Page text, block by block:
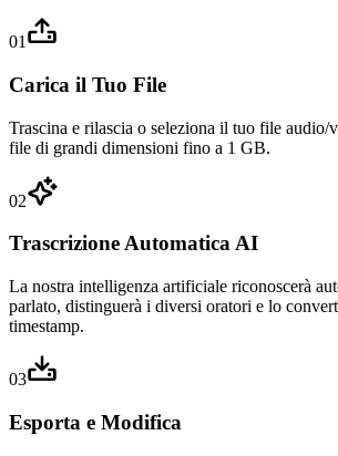
01
Carica il Tuo File
Trascina e rilascia o seleziona il tuo file audio/
file di grandi dimensioni fino a 1 GB.
02
Trascrizione Automatica AI
La nostra intelligenza artificiale riconoscerà
parlato, distinguerà i diversi oratori e lo
timestamp.
03
Esporta e Modifica